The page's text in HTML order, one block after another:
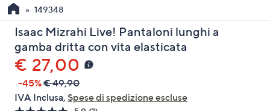
i
tasti
freccia
su
oppure
scorri
149348
Isaac Mizrahi Live! Pantaloni lunghi a
gamba dritta con vita elasticata
€ 27,00
-45%€ 49,90
IVA Inclusa, Spese di spedizione escluse